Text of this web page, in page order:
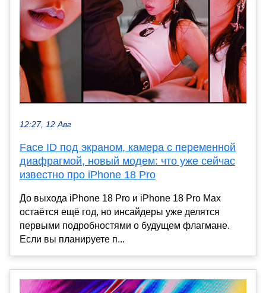
12:27, 12 Авг
Face ID под экраном, камера с переменной
диафрагмой, новый модем: что уже сейчас
известно про iPhone 18 Pro
До выхода iPhone 18 Pro и iPhone 18 Pro Max
остаётся ещё год, но инсайдеры уже делятся
первыми подробностями о будущем флагмане.
Если вы планируете п...